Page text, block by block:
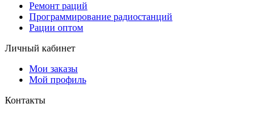
Ремонт раций
Программирование радиостанций
Рации оптом
Личный кабинет
Мои заказы
Мой профиль
Контакты